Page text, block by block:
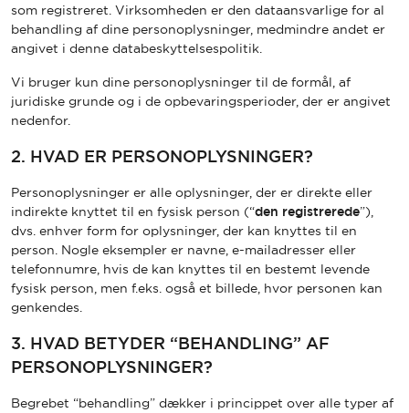
som registreret. Virksomheden er den dataansvarlige for al
behandling af dine personoplysninger, medmindre andet er
angivet i denne databeskyttelsespolitik.
Vi bruger kun dine personoplysninger til de formål, af
juridiske grunde og i de opbevaringsperioder, der er angivet
nedenfor.
2. HVAD ER PERSONOPLYSNINGER?
Personoplysninger er alle oplysninger, der er direkte eller
indirekte knyttet til en fysisk person (“den registrerede”),
dvs. enhver form for oplysninger, der kan knyttes til en
person. Nogle eksempler er navne, e-mailadresser eller
telefonnumre, hvis de kan knyttes til en bestemt levende
fysisk person, men f.eks. også et billede, hvor personen kan
genkendes.
3. HVAD BETYDER “BEHANDLING” AF
PERSONOPLYSNINGER?
Begrebet “behandling” dækker i princippet over alle typer af